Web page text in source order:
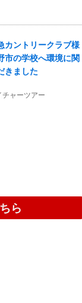
カントリークラブ様
市の学校へ環境に関
きました
チャーツアー
ら